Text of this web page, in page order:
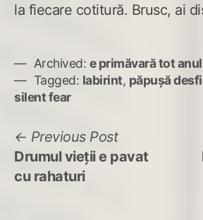
la fiecare cotitură. Brusc, ai
Archived: e primăvară tot anul
Tagged: labirint, păpuşă
silent fear
Navigare
în
Previous PostPrevious
post:
Drumul vieţii e pavat
cu rahaturi